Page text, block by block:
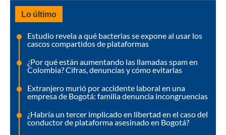
Lo último
Estudio revela a qué bacterias se expone al usar los
cascos compartidos de plataformas
¿Por qué están aumentando las llamadas spam en
Colombia? Cifras, denuncias y cómo evitarlas
Extranjero murió por accidente laboral en una
empresa de Bogotá: familia denuncia incongruencias
¿Habría un tercer implicado en libertad en el caso del
conductor de plataforma asesinado en Bogotá?